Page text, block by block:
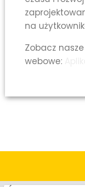
na
Zobacz
webowe: